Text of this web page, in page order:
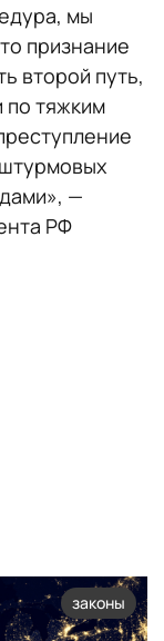
мы
признание
второй путь,
по тяжким
—
РФ
законы